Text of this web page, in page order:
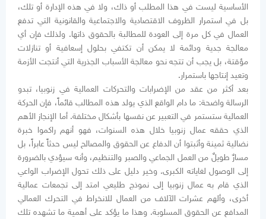
الأساسية ليست في هذا المطلب أو ذاك، ولا في هذه الإدارة أو تلك،
بل في استمرار الظروف الاقتصادية والاجتماعية والقانونية التي تدفع
العمال في كل مرة إلى العودة للمطالبة بالحقوق ذاتها. ولذلك فإن أي
معالجة جدية ودائمة لا يمكن أن تكتفي بحلول إسعافية أو تنازلات
مؤقتة، بل يجب أن تتجه نحو معالجة الأسباب الجذرية التي أنتجت الأزمة
وتعيد إنتاجها باستمرار.
بعد أكثر من عقد من الإضرابات والتحركات العمالية في زنوبيا، تبدو
الرسالة واضحة: ما دام الواقع الذي يولد هذه المطالب قائماً، فإن الحركة
العمالية ستستمر في التعبير عن نفسها بأشكال مختلفة. أما الإنجاز الأهم
الذي حققه عمال زنوبيا خلال هذه السنوات، فهو أنهم راكموا خبرة
نضالية ثمينة وأثبتوا أن الدفاع عن الحقوق والمصالح ليس حدثاً عابراً، بل
مسارٌ طويلٌ من العمل الجماعي والصبر والتنظيم، وأنه سيؤدي بالضرورة
إلى الوصول لغاياته الكبرى. وخير دليل على ذلك تحول الإضراب الواعي
الذي قام به عمال زنوبيا إلى نموذج طليعي امتد إلى تجمعات عمالية
أخرى، وألهم عشرات الآلاف من العمال للانخراط في التحرك العمالي
المدافع عن الحقوق المسلوبة. وهذا ما يؤكد على أهمية ما تشهده تلك